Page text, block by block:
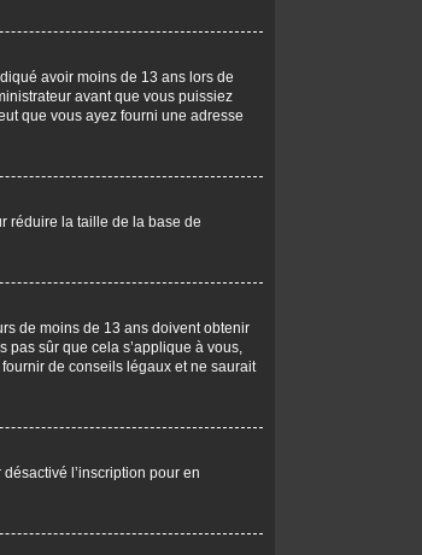
avoir moins de 13 ans lors de
avant que vous puissiez
que vous ayez fourni une adresse
réduire la taille de la base de
de moins de 13 ans doivent obtenir
pas sûr que cela s’applique à vous,
de conseils légaux et ne saurait
l’inscription pour en